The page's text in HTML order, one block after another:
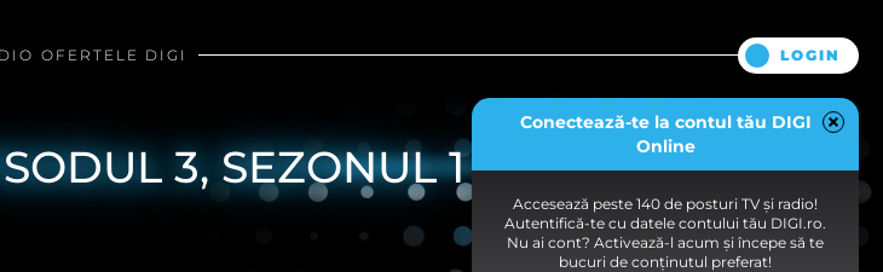
OFERTELE DIGI LOGIN
Conectează-te la contul tău DIGI
Online
Accesează peste 140 de posturi TV și radio!
Autentifică-te cu datele contului tău DIGI.ro.
Nu ai cont? Activează-l acum și începe să te
bucuri de conținutul preferat!
3, SEZONUL 1